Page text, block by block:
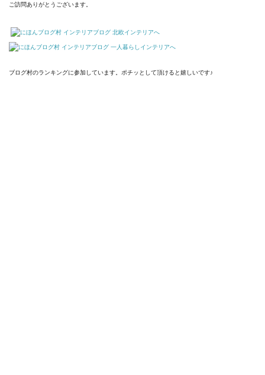
ご訪問ありがとうございます。
ブログ村のランキングに参加しています。ポチッとして頂けると嬉しいです♪